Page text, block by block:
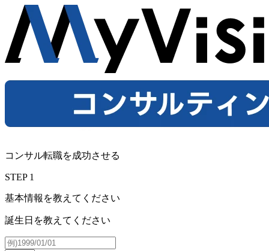
コンサル転職を成功させる
STEP 1
基本情報を教えてください
誕生日を教えてください